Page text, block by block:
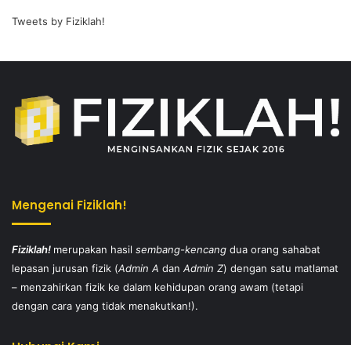
Tweets by Fiziklah!
Mengenai Fiziklah!
Fiziklah! merupakan hasil sembang-kencang dua orang sahabat
lepasan jurusan fizik (Admin A dan Admin Z) dengan satu matlamat
– menzahirkan fizik ke dalam kehidupan orang awam (tetapi
dengan cara yang tidak menakutkan!).